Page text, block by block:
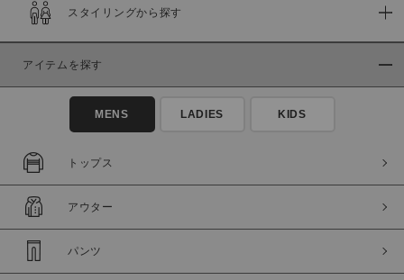
スタイリングから探す
アイテムを探す
MENS LADIES KIDS
トップス
アウター
パンツ